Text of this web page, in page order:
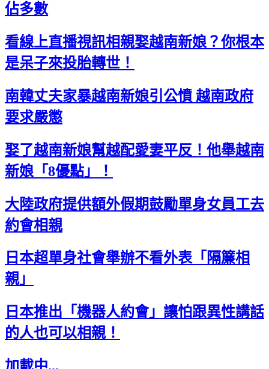
佔多數
看線上直播視訊相親娶越南新娘？你根本
是呆子來投胎轉世！
南韓丈夫家暴越南新娘引公憤 越南政府
要求嚴懲
娶了越南新娘幫越配愛妻平反！他舉越南
新娘「8優點」！
大陸政府提供額外假期鼓勵單身女員工去
約會相親
日本超單身社會舉辦不看外表「隔簾相
親」
日本推出「機器人約會」讓怕跟異性講話
的人也可以相親！